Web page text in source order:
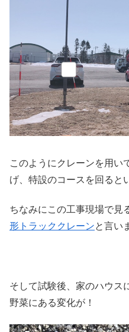
このようにクレーンを用い
げ、特設のコースを回ると
ちなみにこの工事現場で見
形トラッククレーンと言い
そして試験後、家のハウス
野菜にある変化が！